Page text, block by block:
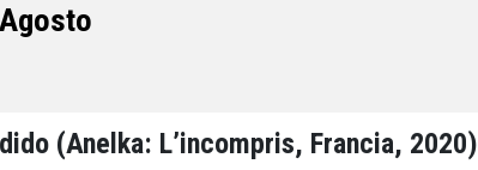
(Anelka: L’incompris, Francia, 2020)